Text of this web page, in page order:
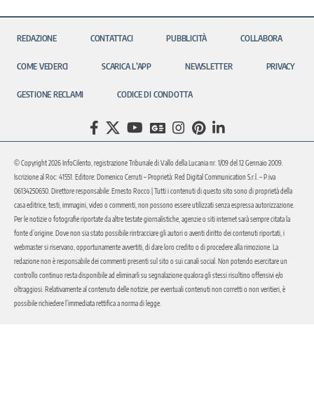
REDAZIONE CONTATTACI PUBBLICITÀ COLLABORA
COME VEDERCI SCARICA L’APP NEWSLETTER PRIVACY
GESTIONE RECLAMI CODICE DI CONDOTTA
© Copyright 2026 InfoCilento, registrazione Tribunale di Vallo della Lucania nr. 1/09 del 12 Gennaio 2009.
Iscrizione al Roc: 41551. Editore: Domenico Cerruti – Proprietà: Red Digital Communication S.r.l. – P.iva
06134250650. Direttore responsabile: Ernesto Rocco | Tutti i contenuti di questo sito sono di proprietà della
casa editrice, testi, immagini, video o commenti, non possono essere utilizzati senza espressa autorizzazione.
Per le notizie o fotografie riportate da altre testate giornalistiche, agenzie o siti internet sarà sempre citata la
fonte d’origine. Dove non sia stato possibile rintracciare gli autori o aventi diritto dei contenuti riportati, i
webmaster si riservano, opportunamente avvertiti, di dare loro credito o di procedere alla rimozione. La
redazione non è responsabile dei commenti presenti sul sito o sui canali social. Non potendo esercitare un
controllo continuo resta disponibile ad eliminarli su segnalazione qualora gli stessi risultino offensivi e/o
oltraggiosi. Relativamente al contenuto delle notizie, per eventuali contenuti non corretti o non veritieri, è
possibile richiedere l’immediata rettifica a norma di legge.